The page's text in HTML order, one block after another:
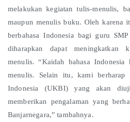
melakukan kegiatan tulis-menulis,
maupun menulis buku. Oleh karena
berbahasa Indonesia bagi guru
diharapkan dapat meningkatkan
menulis. “Kaidah bahasa
menulis. Selain itu, kami berharap
Indonesia (UKBI) yang akan
memberikan pengalaman yang
Banjarnegara,” tambahnya.